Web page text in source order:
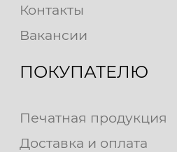
Контакты
Вакансии
ПОКУПАТЕЛЮ
Печатная продукция
Доставка и оплата